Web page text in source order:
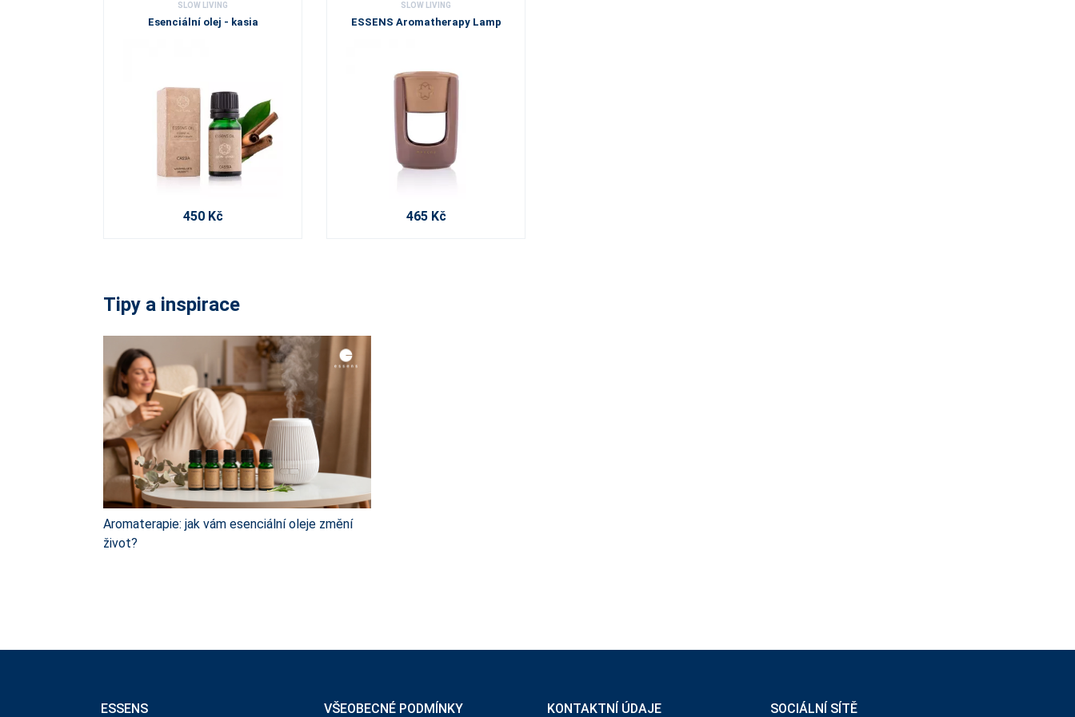
SLOW LIVING
Esenciální olej - kasia
450 Kč
SLOW LIVING
ESSENS Aromatherapy Lamp
465 Kč
Tipy a inspirace
Aromaterapie: jak vám esenciální oleje změní
život?
ESSENS VŠEOBECNÉ PODMÍNKY KONTAKTNÍ ÚDAJE SOCIÁLNÍ SÍTĚ